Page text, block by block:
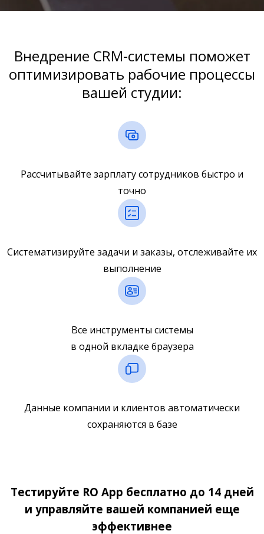
Внедрение CRM-системы поможет
оптимизировать рабочие процессы
вашей студии:
Рассчитывайте зарплату сотрудников быстро и
точно
Систематизируйте задачи и заказы, отслеживайте их
выполнение
Все инструменты системы
в одной вкладке браузера
Данные компании и клиентов автоматически
сохраняются в базе
Тестируйте RO App бесплатно до 14 дней
и управляйте вашей компанией еще
эффективнее